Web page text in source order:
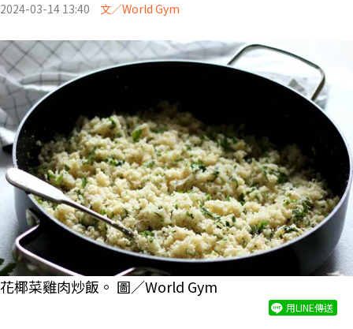
2024-03-14 13:40 文／World Gym
花椰菜雞肉炒飯。 圖／World Gym
用LINE傳送